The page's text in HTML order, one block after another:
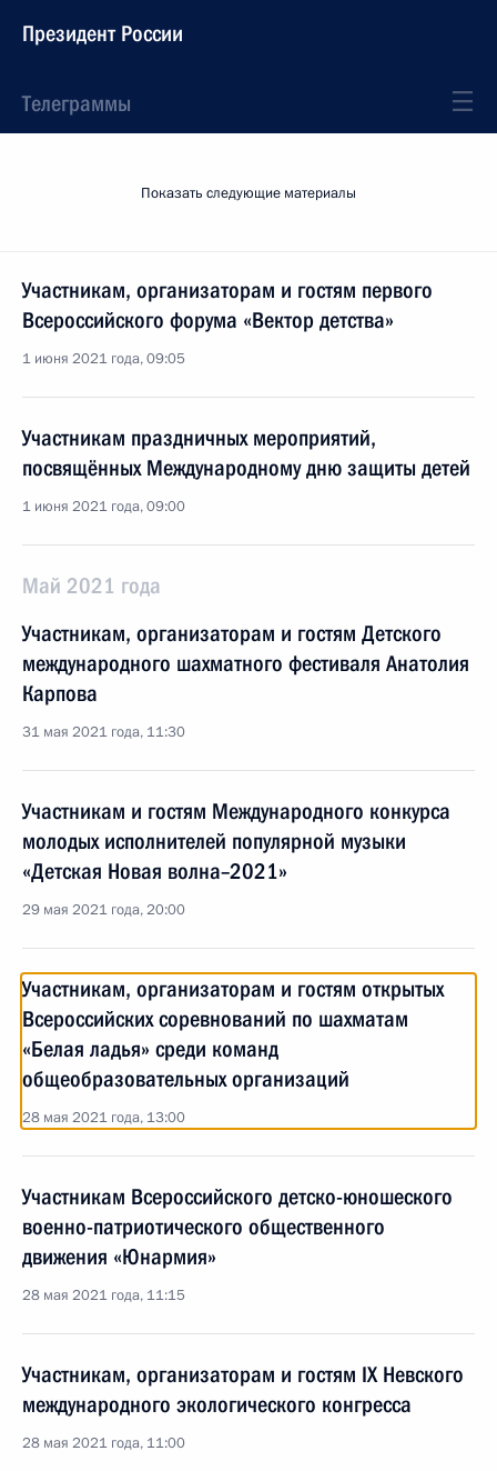
Президент России
Телеграммы
Показать следующие материалы
Участникам, организаторам и гостям первого
Всероссийского форума «Вектор детства»
1 июня 2021 года, 09:05
Участникам праздничных мероприятий,
посвящённых Международному дню защиты детей
1 июня 2021 года, 09:00
Май 2021 года
Участникам, организаторам и гостям Детского
международного шахматного фестиваля Анатолия
Карпова
31 мая 2021 года, 11:30
Участникам и гостям Международного конкурса
молодых исполнителей популярной музыки
«Детская Новая волна–2021»
29 мая 2021 года, 20:00
Участникам, организаторам и гостям открытых
Всероссийских соревнований по шахматам
«Белая ладья» среди команд
общеобразовательных организаций
28 мая 2021 года, 13:00
Участникам Всероссийского детско-юношеского
военно-патриотического общественного
движения «Юнармия»
28 мая 2021 года, 11:15
Участникам, организаторам и гостям IX Невского
международного экологического конгресса
28 мая 2021 года, 11:00